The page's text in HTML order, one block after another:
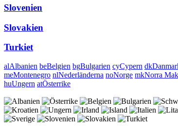
Slovenien
Slovakien
Turkiet
alAlbanien beBelgien bgBulgarien cyCypern dk
meMontenegro nlNederländerna noNorge mkNorra
huUngern atÖsterrike